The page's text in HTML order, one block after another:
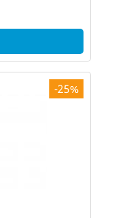
-25%